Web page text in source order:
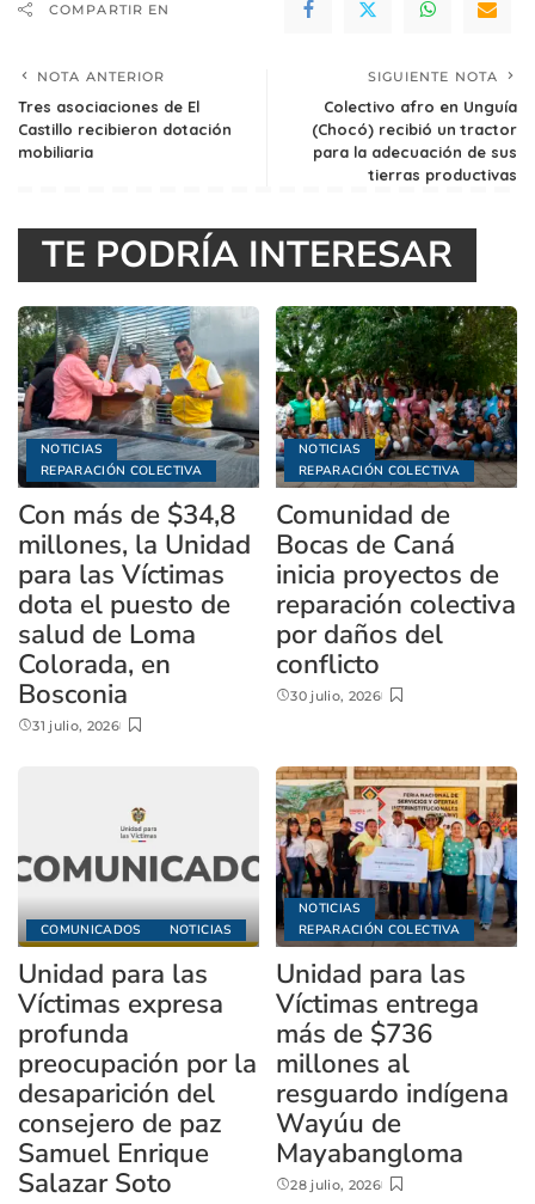
COMPARTIR EN
NOTA ANTERIOR
Tres asociaciones de El
Castillo recibieron dotación
mobiliaria
SIGUIENTE NOTA
Colectivo afro en Unguía
(Chocó) recibió un tractor
para la adecuación de sus
tierras productivas
TE PODRÍA INTERESAR
NOTICIAS
REPARACIÓN COLECTIVA
Con más de $34,8
millones, la Unidad
para las Víctimas
dota el puesto de
salud de Loma
Colorada, en
Bosconia
31 julio, 2026
NOTICIAS
REPARACIÓN COLECTIVA
Comunidad de
Bocas de Caná
inicia proyectos de
reparación colectiva
por daños del
conflicto
30 julio, 2026
COMUNICADOS NOTICIAS
Unidad para las
Víctimas expresa
profunda
preocupación por la
desaparición del
consejero de paz
Samuel Enrique
Salazar Soto
NOTICIAS
REPARACIÓN COLECTIVA
Unidad para las
Víctimas entrega
más de $736
millones al
resguardo indígena
Wayúu de
Mayabangloma
28 julio, 2026